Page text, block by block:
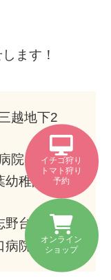
イチゴ狩り
トマト狩り
予約
オンライン
ショップ
ます！
越地下2
院
稚園（保
野台団地
院